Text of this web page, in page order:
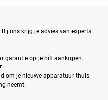
ons krijg je advies van experts
garantie op je hifi aankopen.
om je nieuwe apparatuur thuis
neemt.